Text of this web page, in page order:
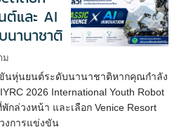
ต์และ AI
นานาชาติ
ม
นหุ่นยนต์ระดับนานาชาติหากคุณกำลัง
2026 International Youth Robot
กล่วงหน้า และเลือก Venice Resort
งการแข่งขัน